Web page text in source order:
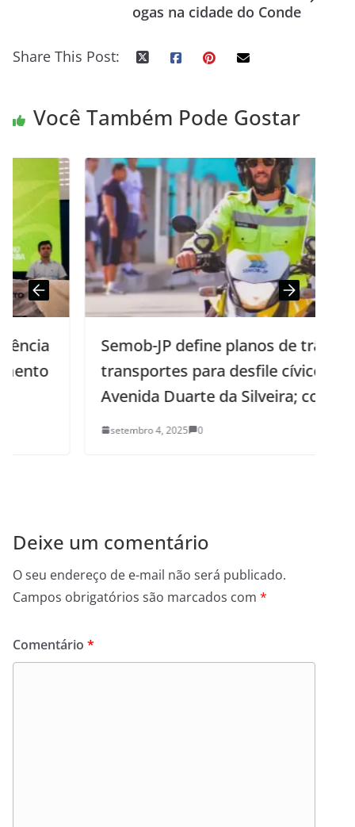
ogas na cidade do Conde
Share This Post:
Você Também Pode Gostar
Semob-JP define planos de trânsito e
transportes para desfile cívico na
Avenida Duarte da Silveira; confira
setembro 4, 2025 0
Deixe um comentário
O seu endereço de e-mail não será publicado.
Campos obrigatórios são marcados com *
Comentário *